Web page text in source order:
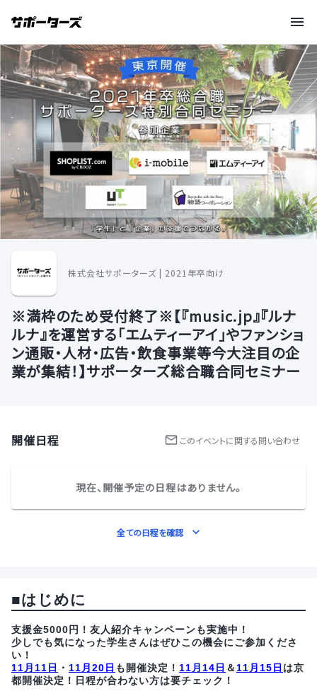
株式会社サポーターズ | 2021年卒向け
※満枠のため受付終了※【『music.jp』『ルナ
ルナ』を運営する「エムティーアイ」やファンショ
ン通販・人材・広告・飲食事業等今大注目の企
業が集結！】サポーターズ総合職合同セミナー
開催日程 このイベントに関する問い合わせ
現在、開催予定の日程はありません。
全ての日程を確認
■はじめに
支援金5000円！友人紹介キャンペーンも実施中！
少しでも気になった学生さんはぜひこの機会にご参加くださ
い！
11月11日 ・ 11月20日 も開催決定！ 11月14日 ＆ 11月15日 は京
都開催決定！日程が合わない方は要チェック！